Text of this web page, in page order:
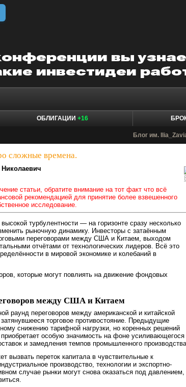
ОБЛИГАЦИИ +16
Блог им.
сложные времена.
статьи, обратите внимание на тот факт что всё
рекомендацией для принятие более взвешенного
исследование.
турбулентности — на горизонте сразу несколько
рыночную динамику. Инвесторы с затаённым
переговорами между США и Китаем, выходом
отчётами от технологических лидеров. Всё это
в мировой экономике и колебаний в
которые могут повлиять на движение фондовых
между США и Китаем
раунд переговоров между американской и китайской
торговое противостояние. Предыдущие
снижению тарифной нагрузки, но коренных решений
особую значимость на фоне усиливающегося
и замедления темпов промышленного
вызвать переток капитала в чувствительные к
производство, технологии и экспортно-
случае рынки могут снова оказаться под давлением,